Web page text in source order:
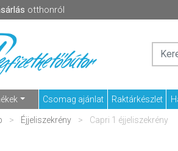
otthonról
Csomag ajánlat Raktárkészlet
Éjjeliszekrény Capri 1 éjjeliszekrény